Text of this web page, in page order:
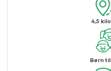
4,5
Børn